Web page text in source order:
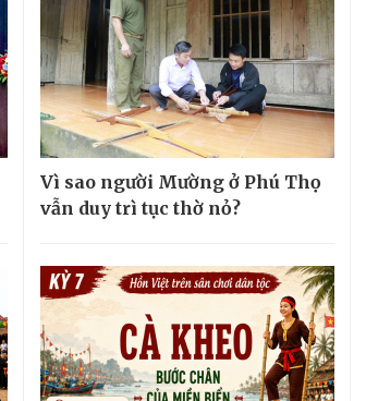
Vì sao người Mường ở Phú Thọ
vẫn duy trì tục thờ nỏ?